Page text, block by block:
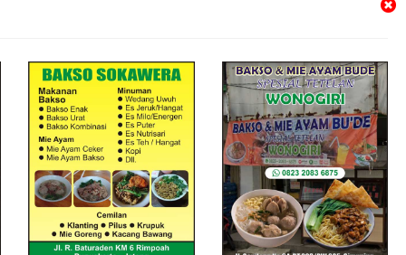
BENGKEL MOBIL ISTIQOMAH
BENGKEL LAS AMR
Online Bisnis dan Jasa. All Rights Reserved 2026. Powered By